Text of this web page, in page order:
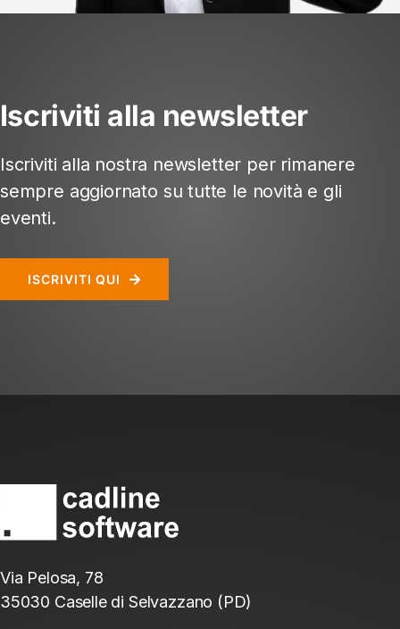
Iscriviti alla newsletter
Iscriviti alla nostra newsletter per rimanere
sempre aggiornato su tutte le novità e gli
eventi.
ISCRIVITI QUI
Via Pelosa, 78
35030 Caselle di Selvazzano (PD)